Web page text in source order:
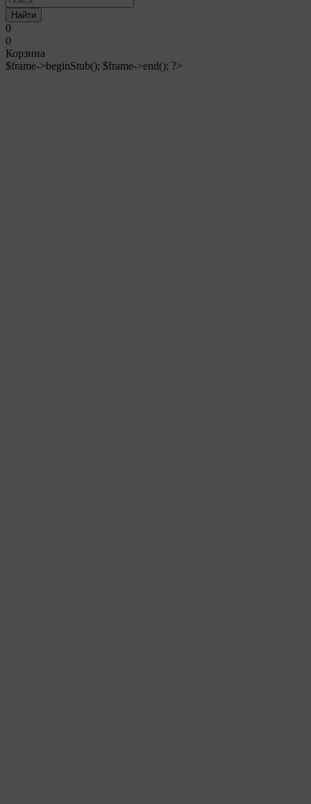
Найти
0
0
Корзина
$frame->beginStub(); $frame->end(); ?>